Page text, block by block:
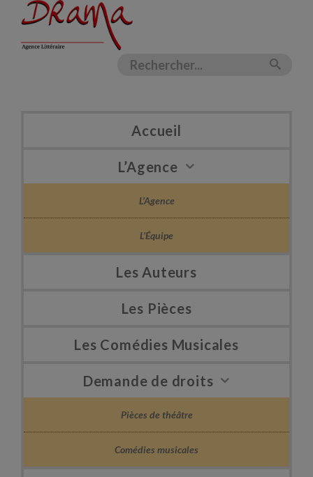
Accueil
L’Agence
L’Agence
L’Équipe
Les Auteurs
Les Pièces
Les Comédies Musicales
Demande de droits
Pièces de théâtre
Comédies musicales